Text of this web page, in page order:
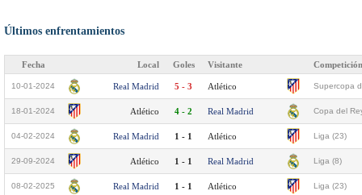
Últimos enfrentamientos
Fecha Local Goles Visitante Competición
10-01-2024 Real Madrid 5 - 3 Atlético Supercopa
18-01-2024 Atlético 4 - 2 Real Madrid Copa del
04-02-2024 Real Madrid 1 - 1 Atlético Liga (23)
29-09-2024 Atlético 1 - 1 Real Madrid Liga (8)
08-02-2025 Real Madrid 1 - 1 Atlético Liga (23)